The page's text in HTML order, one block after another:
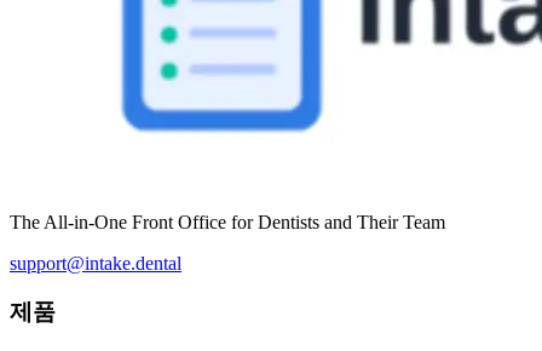
The All-in-One Front Office for Dentists and Their Team
support@intake.dental
제품